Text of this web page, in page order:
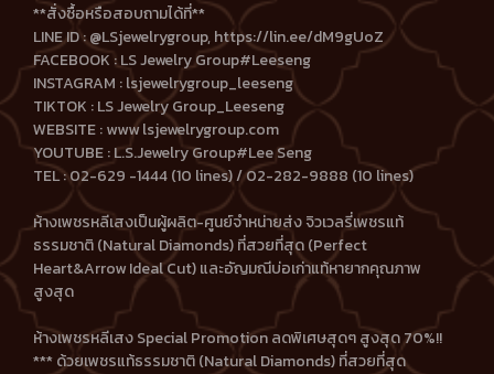
**สั่งซื้อหรือสอบถามได้ที่**
LINE ID : @LSjewelrygroup, https://lin.ee/dM9gUoZ
FACEBOOK : LS Jewelry Group#Leeseng
INSTAGRAM : lsjewelrygroup_leeseng
TIKTOK : LS Jewelry Group_Leeseng
WEBSITE : www lsjewelrygroup.com
YOUTUBE : L.S.Jewelry Group#Lee Seng
TEL : 02-629 -1444 (10 lines) / 02-282-9888 (10 lines)
ห้างเพชรหลีเสงเป็นผู้ผลิต-ศูนย์จำหน่ายส่ง จิวเวลรี่เพชรแท้
ธรรมชาติ (Natural Diamonds) ที่สวยที่สุด (Perfect
Heart&Arrow Ideal Cut) และอัญมณีบ่อเก่าแท้หายากคุณภาพ
สูงสุด
ห้างเพชรหลีเสง Special Promotion ลดพิเศษสุดๆ สูงสุด 70%!!
*** ด้วยเพชรแท้ธรรมชาติ (Natural Diamonds) ที่สวยที่สุด